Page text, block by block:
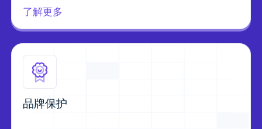
了解更多
品牌保护